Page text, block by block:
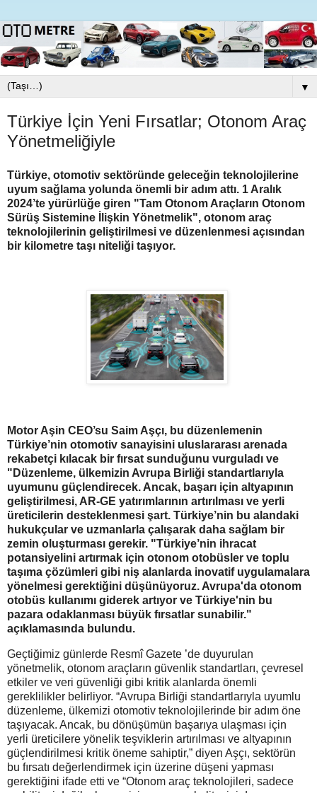
▼
Türkiye İçin Yeni Fırsatlar; Otonom Araç
Yönetmeliğiyle
Türkiye, otomotiv sektöründe geleceğin teknolojilerine
uyum sağlama yolunda önemli bir adım attı. 1 Aralık
2024’te yürürlüğe giren "Tam Otonom Araçların Otonom
Sürüş Sistemine İlişkin Yönetmelik", otonom araç
teknolojilerinin geliştirilmesi ve düzenlenmesi açısından
bir kilometre taşı niteliği taşıyor.
Motor Aşin CEO’su Saim Aşçı, bu düzenlemenin
Türkiye’nin otomotiv sanayisini uluslararası arenada
rekabetçi kılacak bir fırsat sunduğunu vurguladı ve
"Düzenleme, ülkemizin Avrupa Birliği standartlarıyla
uyumunu güçlendirecek. Ancak, başarı için altyapının
geliştirilmesi, AR-GE yatırımlarının artırılması ve yerli
üreticilerin desteklenmesi şart. Türkiye’nin bu alandaki
hukukçular ve uzmanlarla çalışarak daha sağlam bir
zemin oluşturması gerekir. "Türkiye’nin ihracat
potansiyelini artırmak için otonom otobüsler ve toplu
taşıma çözümleri gibi niş alanlarda inovatif uygulamalara
yönelmesi gerektiğini düşünüyoruz. Avrupa'da otonom
otobüs kullanımı giderek artıyor ve Türkiye'nin bu
pazara odaklanması büyük fırsatlar sunabilir."
açıklamasında bulundu.
Geçtiğimiz günlerde Resmî Gazete ’de duyurulan
yönetmelik, otonom araçların güvenlik standartları, çevresel
etkiler ve veri güvenliği gibi kritik alanlarda önemli
gereklilikler belirliyor. “Avrupa Birliği standartlarıyla uyumlu
düzenleme, ülkemizi otomotiv teknolojilerinde bir adım öne
taşıyacak. Ancak, bu dönüşümün başarıya ulaşması için
yerli üreticilere yönelik teşviklerin artırılması ve altyapının
güçlendirilmesi kritik öneme sahiptir,” diyen Aşçı, sektörün
bu fırsatı değerlendirmek için üzerine düşeni yapması
gerektiğini ifade etti ve “Otonom araç teknolojileri, sadece